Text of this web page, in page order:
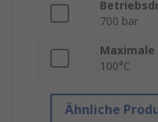
700 bar
100°C
Ähnliche